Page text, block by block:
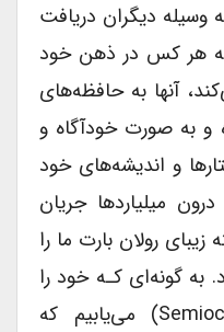
دیگران دریافت
هر کس در ذهن خود
آنها به حافظه‌های
به صورت خود‌آگاه و
و اندیشه‌های خود
میلیاردها جریان
رولان بارت ما را
به گونه‌ای کـه خود را
در نوعی نشانه‌سالاری(Semiocracy) می‌یابیم که